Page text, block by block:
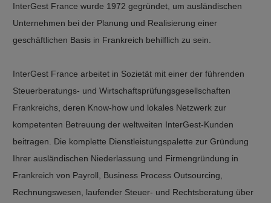
InterGest France wurde 1972 gegründet, um ausländischen
Unternehmen bei der Planung und Realisierung einer
geschäftlichen Basis in Frankreich behilflich zu sein.
InterGest France arbeitet in Sozietät mit einer der führenden
Steuerberatungs- und Wirtschaftsprüfungsgesellschaften
Frankreichs, deren Know-how und lokales Netzwerk zur
kompetenten Betreuung der weltweiten InterGest-Kunden
beitragen. Die komplette Dienstleistungspalette zur Gründung
Ihrer ausländischen Niederlassung und Firmengründung in
Frankreich von Payroll, Business Process Outsourcing,
Rechnungswesen, laufender Steuer- und Rechtsberatung über